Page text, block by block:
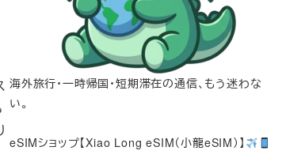
海外旅行・一時帰国・短期滞在の通信、もう迷わな
い。
eSIMショップ【Xiao Long eSIM（小龍eSIM）】